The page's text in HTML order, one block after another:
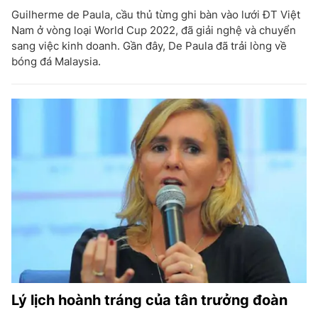
Guilherme de Paula, cầu thủ từng ghi bàn vào lưới ĐT Việt
Nam ở vòng loại World Cup 2022, đã giải nghệ và chuyển
sang việc kinh doanh. Gần đây, De Paula đã trải lòng về
bóng đá Malaysia.
Lý lịch hoành tráng của tân trưởng đoàn